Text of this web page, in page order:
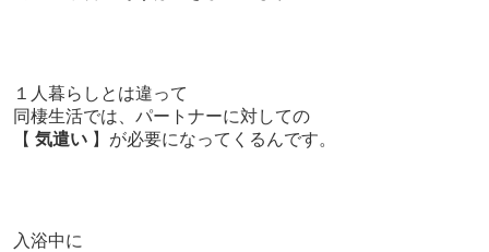
１人暮らしとは違って
同棲生活では、パートナーに対しての
【 気遣い】が必要になってくるんです。
入浴中に